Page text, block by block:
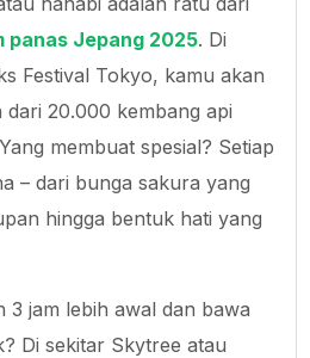
panas Jepang 2025. Di
Festival Tokyo, kamu akan
20.000 kembang api
membuat spesial? Setiap
– dari bunga sakura yang
hingga bentuk hati yang
3 jam lebih awal dan bawa
Di sekitar Skytree atau